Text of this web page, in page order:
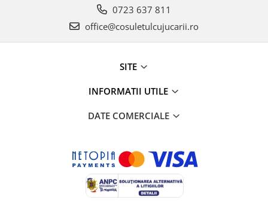
0723 637 811
office@cosuletulcujucarii.ro
SITE
INFORMATII UTILE
DATE COMERCIALE